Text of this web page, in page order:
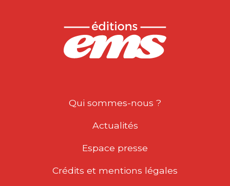
Qui sommes-nous ?
Actualités
Espace presse
Crédits et mentions légales